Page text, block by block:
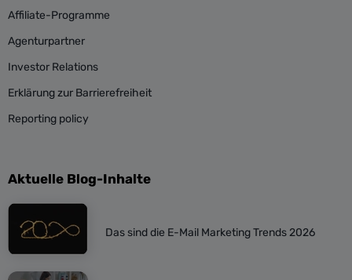
Affiliate-Programme
Agenturpartner
Investor Relations
Erklärung zur Barrierefreiheit
Reporting policy
Aktuelle Blog-Inhalte
Das sind die E-Mail Marketing Trends 2026